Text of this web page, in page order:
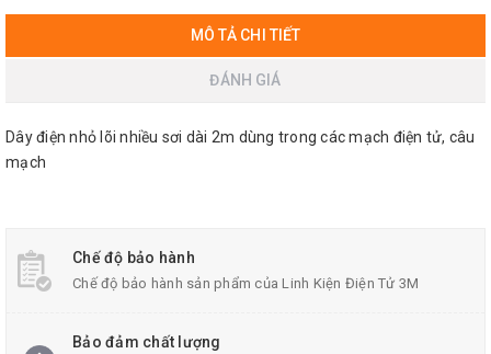
MÔ TẢ CHI TIẾT
ĐÁNH GIÁ
Dây điện nhỏ lõi nhiều sơi dài 2m dùng trong các mạch điện tử, câu
mạch
Chế độ bảo hành
Chế độ bảo hành sản phẩm của Linh Kiện Điện Tử 3M
Bảo đảm chất lượng